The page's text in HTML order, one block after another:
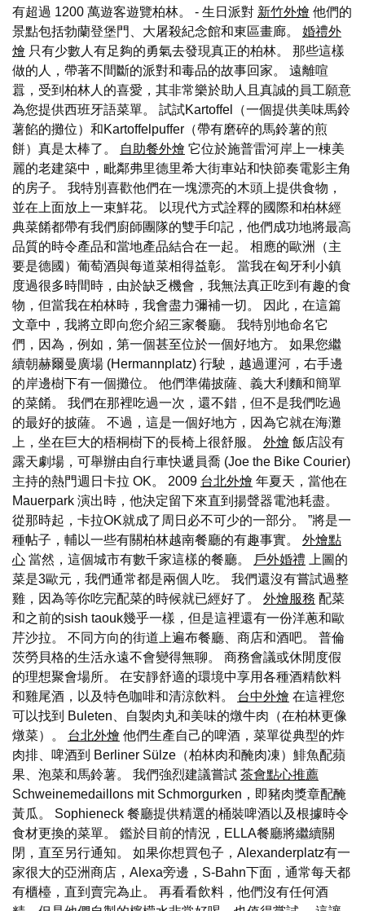
有超過 1200 萬遊客遊覽柏林。 - 生日派對 新竹外燴 他們的
景點包括勃蘭登堡門、大屠殺紀念館和東區畫廊。 婚禮外
燴 只有少數人有足夠的勇氣去發現真正的柏林。 那些這樣
做的人，帶著不間斷的派對和毒品的故事回家。 遠離喧
囂，受到柏林人的喜愛，其非常樂於助人且真誠的員工願意
為您提供西班牙語菜單。 試試Kartoffel（一個提供美味馬鈴
薯餡的攤位）和Kartoffelpuffer（帶有磨碎的馬鈴薯的煎
餅）真是太棒了。
自助餐外燴 它位於施普雷河岸上一棟美
麗的老建築中，毗鄰弗里德里希大街車站和快節奏電影主角
的房子。 我特別喜歡他們在一塊漂亮的木頭上提供食物，
並在上面放上一束鮮花。 以現代方式詮釋的國際和柏林經
典菜餚都帶有我們廚師團隊的雙手印記，他們成功地將最高
品質的時令產品和當地產品結合在一起。 相應的歐洲（主
要是德國）葡萄酒與每道菜相得益彰。 當我在匈牙利小鎮
度過很多時間時，由於缺乏機會，我無法真正吃到有趣的食
物，但當我在柏林時，我會盡力彌補一切。 因此，在這篇
文章中，我將立即向您介紹三家餐廳。 我特別地命名它
們，因為，例如，第一個甚至位於一個好地方。 如果您繼
續朝赫爾曼廣場 (Hermannplatz) 行駛，越過運河，右手邊
的岸邊樹下有一個攤位。 他們準備披薩、義大利麵和簡單
的菜餚。 我們在那裡吃過一次，還不錯，但不是我們吃過
的最好的披薩。 不過，這是一個好地方，因為它就在海灘
上，坐在巨大的梧桐樹下的長椅上很舒服。 外燴 飯店設有
露天劇場，可舉辦由自行車快遞員喬 (Joe the Bike Courier)
主持的熱門週日卡拉 OK。 2009 台北外燴 年夏天，當他在
Mauerpark 演出時，他決定留下來直到揚聲器電池耗盡。
從那時起，卡拉OK就成了周日必不可少的一部分。 ”將是一
種帖子，輔以一些有關柏林越南餐廳的有趣事實。 外燴點
心 當然，這個城市有數千家這樣的餐廳。 戶外婚禮 上圖的
菜是3歐元，我們通常都是兩個人吃。 我們還沒有嘗試過整
雞，因為等你吃完配菜的時候就已經好了。 外燴服務 配菜
和之前的sish taouk幾乎一樣，但是這裡還有一份洋蔥和歐
芹沙拉。 不同方向的街道上遍布餐廳、商店和酒吧。 普倫
茨勞貝格的生活永遠不會變得無聊。 商務會議或休閒度假
的理想聚會場所。 在安靜舒適的環境中享用各種酒精飲料
和雞尾酒，以及特色咖啡和清涼飲料。 台中外燴 在這裡您
可以找到 Buleten、自製肉丸和美味的燉牛肉（在柏林更像
燉菜）。 台北外燴 他們生產自己的啤酒，菜單從典型的炸
肉排、啤酒到 Berliner Sülze（柏林肉和醃肉凍）鯡魚配蘋
果、泡菜和馬鈴薯。 我們強烈建議嘗試 茶會點心推薦
Schweinemedaillons mit Schmorgurken，即豬肉獎章配醃
黃瓜。 Sophieneck 餐廳提供精選的桶裝啤酒以及根據時令
食材更換的菜單。 鑑於目前的情況，ELLA餐廳將繼續關
閉，直至另行通知。 如果你想買包子，Alexanderplatz有一
家很大的亞洲商店，Alexa旁邊，S-Bahn下面，通常每天都
有櫃檯，直到賣完為止。 再看看飲料，他們沒有任何酒